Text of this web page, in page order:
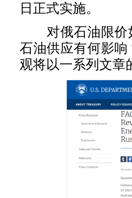
日正式实施。
对俄石油限价
石油供应有何影
观将以一系列文章